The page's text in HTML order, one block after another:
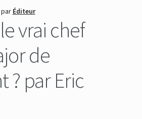
par Éditeur
vrai chef
de
? par Eric